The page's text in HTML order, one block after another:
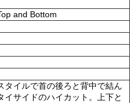
and Bottom
タイルで首の後ろと背中で結ん
サイドのハイカット。上下と